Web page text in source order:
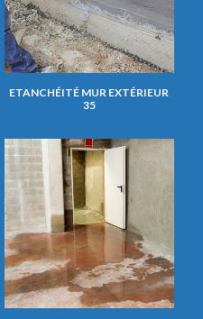
ETANCHÉITÉ MUR EXTÉRIEUR
35